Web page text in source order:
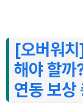
[오버워
해야 할까
연동 보상